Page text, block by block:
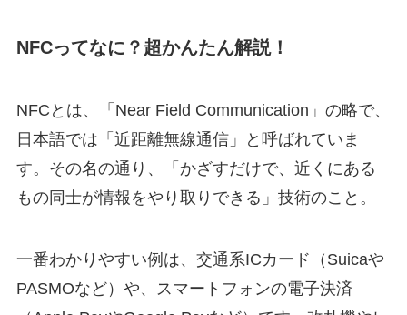
NFCってなに？超かんたん解説！
NFCとは、「Near Field Communication」の略で、
日本語では「近距離無線通信」と呼ばれていま
す。その名の通り、「かざすだけで、近くにある
もの同士が情報をやり取りできる」技術のこと。
一番わかりやすい例は、交通系ICカード（Suicaや
PASMOなど）や、スマートフォンの電子決済